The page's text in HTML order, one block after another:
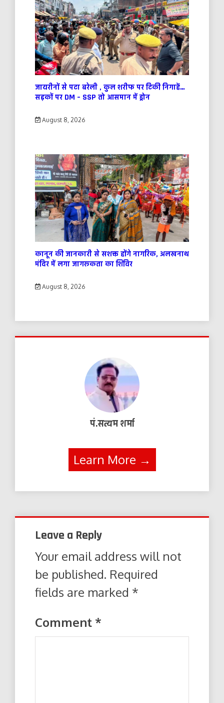
जायरीनों से पटा बरेली , कुल शरीफ पर टिकी निगाहें…
सड़कों पर DM – SSP तो आसमान में ड्रोन
August 8, 2026
कानून की जानकारी से सशक्त होंगे नागरिक, अलखनाथ
मंदिर में लगा जागरूकता का शिविर
August 8, 2026
पं.सत्यम शर्मा
Learn More →
Leave a Reply
Your email address will not
be published. Required
fields are marked *
Comment *